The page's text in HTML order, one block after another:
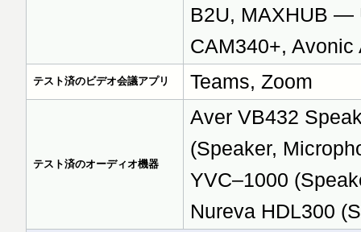
B2U, MAXHUB —
CAM340+, Avonic
テスト済のビデオ会議アプリ Teams, Zoom
テスト済のオーディオ機器
Aver VB432
(Speaker,
YVC–1000
Nureva HDL300